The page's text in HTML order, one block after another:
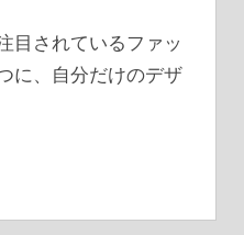
目されているファッ
に、自分だけのデザ